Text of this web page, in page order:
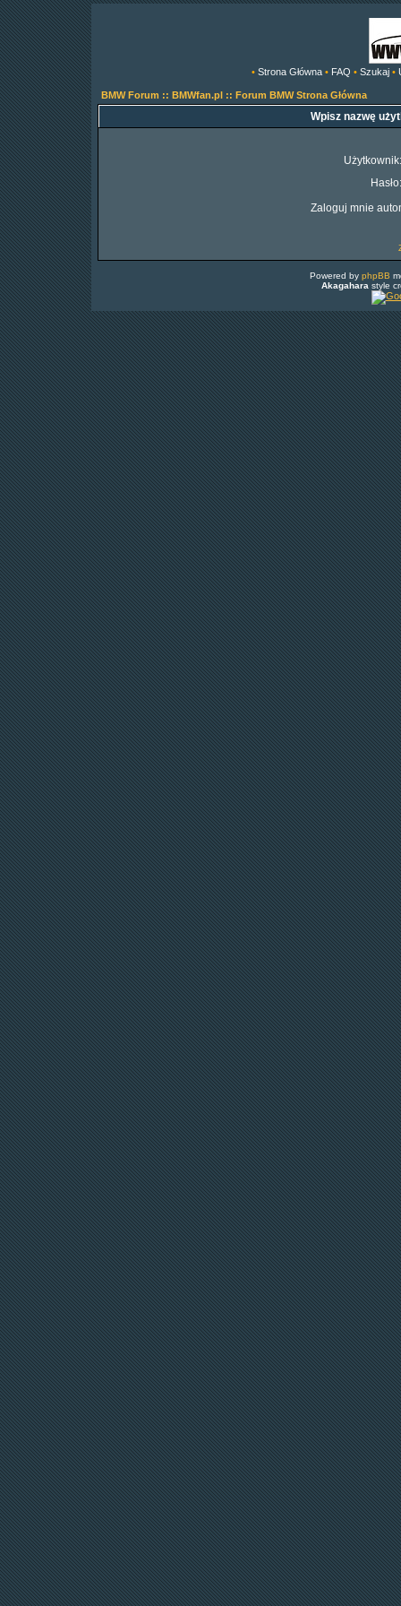
• Strona Główna • FAQ • Szukaj •
BMW Forum :: BMWfan.pl :: Forum BMW Strona Główna
Wpisz nazwę
Użytkownik:
Hasło:
Zaloguj mnie
Powered by phpBB
Akagahara style